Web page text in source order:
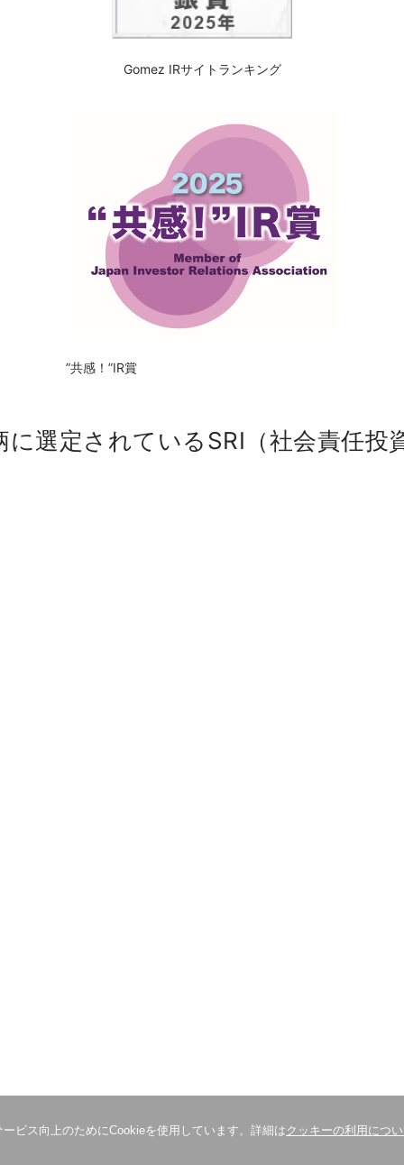
Gomez IRサイトランキング
感！”IR賞
に選定されているSRI（社会責任投
ビス向上のためにCookieを使用しています。詳細はクッキーの利用につ